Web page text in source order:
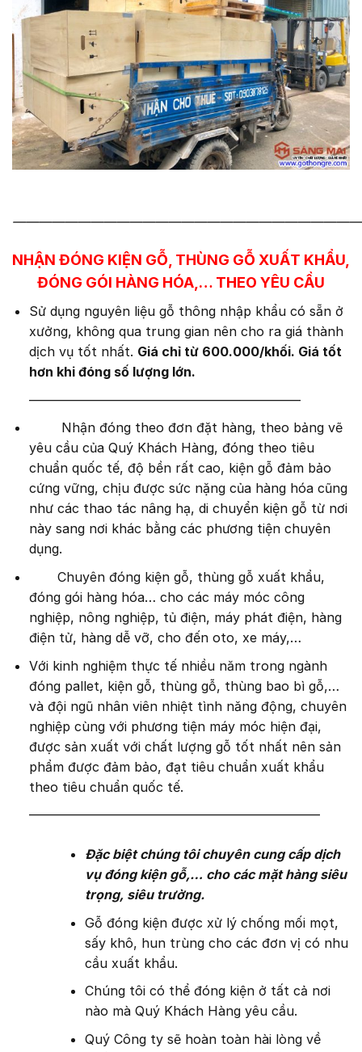
NHẬN ĐÓNG KIỆN GỖ, THÙNG GỖ XUẤT KHẨU,
ĐÓNG GÓI HÀNG HÓA,… THEO YÊU CẦU
Sử dụng nguyên liệu gỗ thông nhập khẩu có sẵn ở
xưởng, không qua trung gian nên cho ra giá thành
dịch vụ tốt nhất. Giá chỉ từ 600.000/khối. Giá tốt
hơn khi đóng số lượng lớn.
—————————————————————
Nhận đóng theo đơn đặt hàng, theo bảng vẽ
yêu cầu của Quý Khách Hàng, đóng theo tiêu
chuẩn quốc tế, độ bền rất cao, kiện gỗ đảm bảo
cứng vững, chịu được sức nặng của hàng hóa cũng
như các thao tác nâng hạ, di chuyển kiện gỗ từ nơi
này sang nơi khác bằng các phương tiện chuyên
dụng.
Chuyên đóng kiện gỗ, thùng gỗ xuất khẩu,
đóng gói hàng hóa… cho các máy móc công
nghiệp, nông nghiệp, tủ điện, máy phát điện, hàng
điện tử, hàng dễ vỡ, cho đến oto, xe máy,…
Với kinh nghiệm thực tế nhiều năm trong ngành
đóng pallet, kiện gỗ, thùng gỗ, thùng bao bì gỗ,…
và đội ngũ nhân viên nhiệt tình năng động, chuyên
nghiệp cùng với phương tiện máy móc hiện đại,
được sản xuất với chất lượng gỗ tốt nhất nên sản
phẩm được đảm bảo, đạt tiêu chuẩn xuất khẩu
theo tiêu chuẩn quốc tế.
——————————————————————–
Đặc biệt chúng tôi chuyên cung cấp dịch
vụ đóng kiện gỗ,… cho các mặt hàng siêu
trọng, siêu trường.
Gỗ đóng kiện được xử lý chống mối mọt,
sấy khô, hun trùng cho các đơn vị có nhu
cầu xuất khẩu.
Chúng tôi có thể đóng kiện ở tất cả nơi
nào mà Quý Khách Hàng yêu cầu.
Quý Công ty sẽ hoàn toàn hài lòng về